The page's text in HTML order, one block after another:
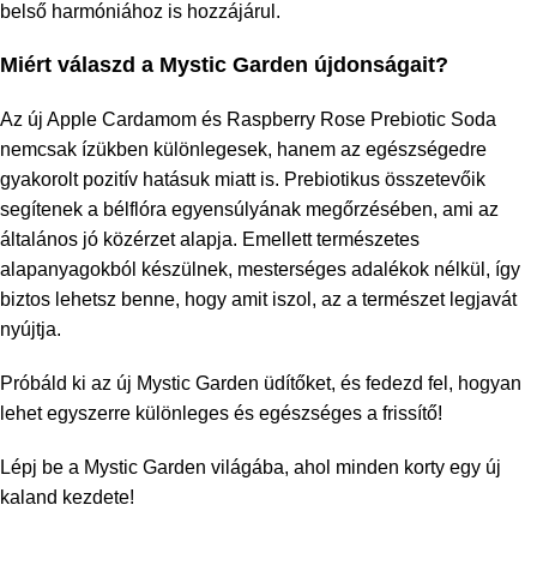
belső harmóniához is hozzájárul.
Miért válaszd a Mystic Garden újdonságait?
Az új Apple Cardamom és Raspberry Rose Prebiotic Soda
nemcsak ízükben különlegesek, hanem az egészségedre
gyakorolt pozitív hatásuk miatt is. Prebiotikus összetevőik
segítenek a bélflóra egyensúlyának megőrzésében, ami az
általános jó közérzet alapja. Emellett természetes
alapanyagokból készülnek, mesterséges adalékok nélkül, így
biztos lehetsz benne, hogy amit iszol, az a természet legjavát
nyújtja.
Próbáld ki az új Mystic Garden üdítőket, és fedezd fel, hogyan
lehet egyszerre különleges és egészséges a frissítő!
Lépj be a Mystic Garden világába, ahol minden korty egy új
kaland kezdete!